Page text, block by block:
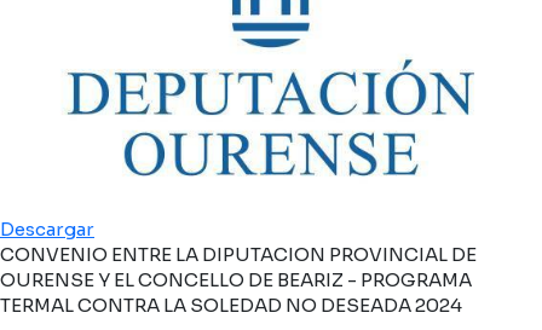
Descargar
CONVENIO ENTRE LA DIPUTACION PROVINCIAL DE
OURENSE Y EL CONCELLO DE BEARIZ - PROGRAMA
TERMAL CONTRA LA SOLEDAD NO DESEADA 2024